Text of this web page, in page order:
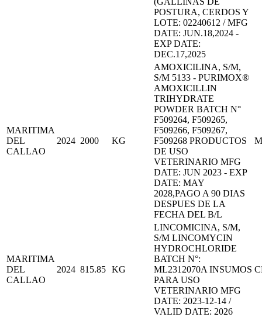
POSTURA, CERDOS Y
LOTE: 02240612 / MFG
DATE: JUN.18,2024 -
EXP DATE:
DEC.17,2025
MARITIMA
DEL
CALLAO
2024 2000 KG
AMOXICILINA, S/M,
S/M 5133 - PURIMOX®
AMOXICILLIN
TRIHYDRATE
POWDER BATCH N°
F509264, F509265,
F509266, F509267,
F509268 PRODUCTOS
DE USO
VETERINARIO MFG
DATE: JUN 2023 - EXP
DATE: MAY
2028,PAGO A 90 DIAS
DESPUES DE LA
FECHA DEL B/L
MARITIMA
DEL
CALLAO
2024 815.85 KG
LINCOMICINA, S/M,
S/M LINCOMYCIN
HYDROCHLORIDE
BATCH N°:
ML2312070A INSUMOS
PARA USO
VETERINARIO MFG
DATE: 2023-12-14 /
VALID DATE: 2026